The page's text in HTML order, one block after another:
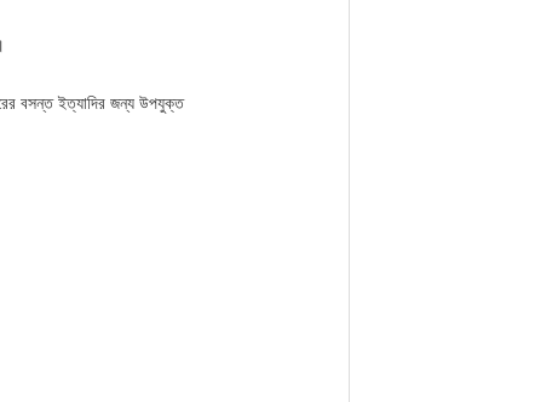
বসন্ত ইত্যাদির জন্য উপযুক্ত